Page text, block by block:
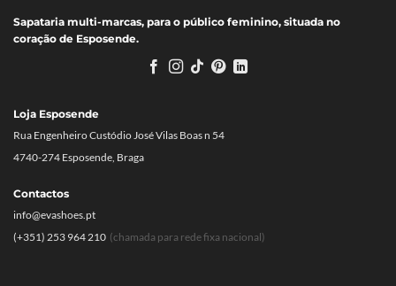
Sapataria multi-marcas, para o público feminino, situada no
coração de Esposende.
Loja Esposende
Rua Engenheiro Custódio José Vilas Boas n 54
4740-274 Esposende, Braga
Contactos
info@evashoes.pt
(+351) 253 964 210 (chamada para rede fixa nacional)